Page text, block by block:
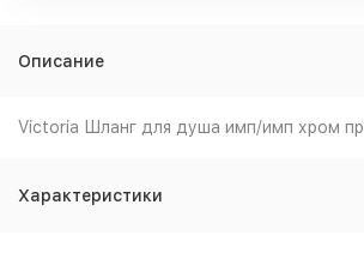
Описание
Victoria Шланг для душа имп/имп хром
Характеристики